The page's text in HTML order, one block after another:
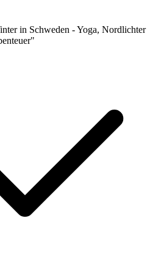
in Schweden - Yoga, Nordlichter